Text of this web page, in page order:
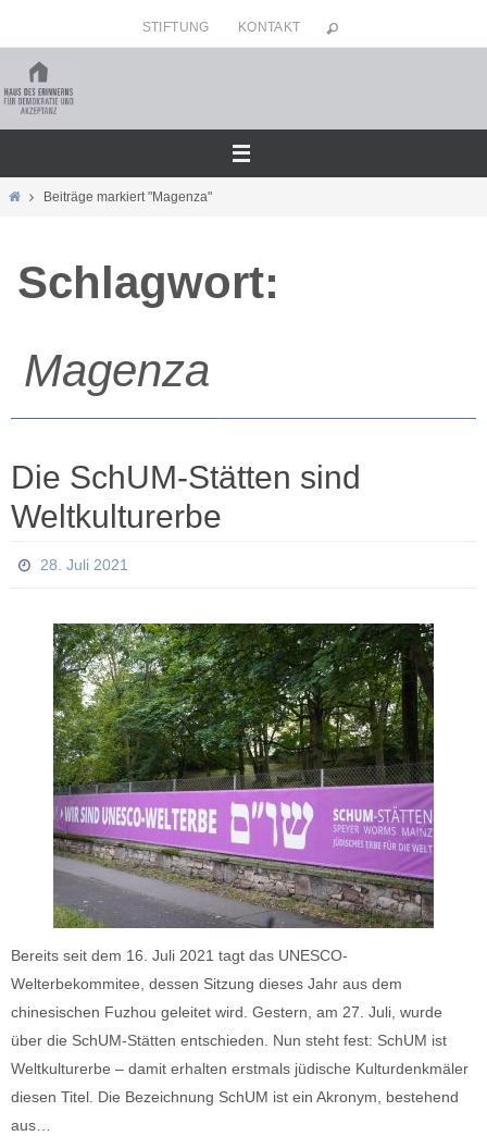
Inhalt
springen
STIFTUNG KONTAKT
HomeBeiträge markiert "Magenza"
Schlagwort:
Magenza
Die SchUM-Stätten sind
Weltkulturerbe
28. Juli 2021
Bereits seit dem 16. Juli 2021 tagt das UNESCO-
Welterbekommitee, dessen Sitzung dieses Jahr aus dem
chinesischen Fuzhou geleitet wird. Gestern, am 27. Juli, wurde
über die SchUM-Stätten entschieden. Nun steht fest: SchUM ist
Weltkulturerbe – damit erhalten erstmals jüdische Kulturdenkmäler
diesen Titel. Die Bezeichnung SchUM ist ein Akronym, bestehend
aus…